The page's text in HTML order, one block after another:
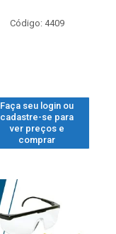
Código: 4409
Faça seu login ou
cadastre-se para
ver preços e
comprar